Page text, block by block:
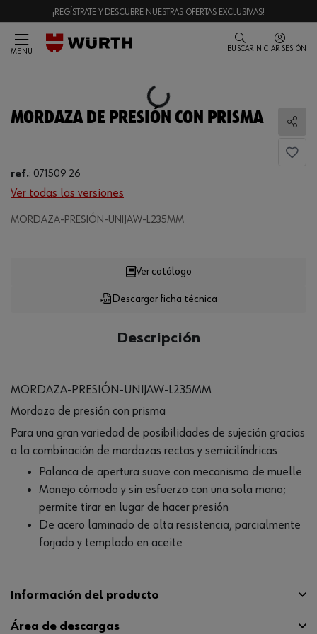
¡REGÍSTRATE Y DESCUBRE NUESTRAS OFERTAS EXCLUSIVAS!
MENÚ BUSCAR INICIAR SESIÓN
Loading...
MORDAZA DE PRESIÓN CON PRISMA
ref.: 071509 26
Ver todas las versiones
MORDAZA-PRESIÓN-UNIJAW-L235MM
Loading...
Descargar ficha técnica
Ver catálogo
Descripción
MORDAZA-PRESIÓN-UNIJAW-L235MM
Mordaza de presión con prisma
Para una gran variedad de posibilidades de sujeción gracias
a la combinación de mordazas rectas y semicilíndricas
Palanca de apertura suave con mecanismo de muelle
Manejo cómodo y sin esfuerzo con una sola mano;
permite tirar en lugar de hacer presión
De acero laminado de alta resistencia, parcialmente
forjado y templado en aceite
Información del producto
Área de descargas